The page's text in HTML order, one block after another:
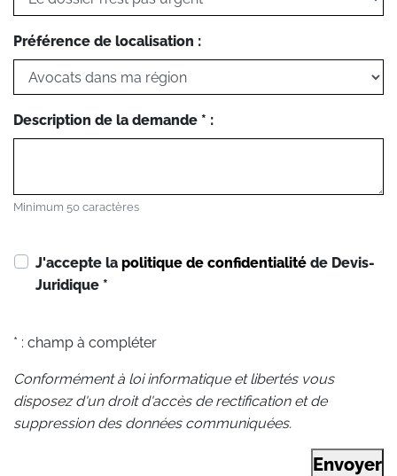
Préférence de localisation :
Description de la demande * :
Minimum 50 caractères
J'accepte la politique de confidentialité de Devis-
Juridique *
* : champ à compléter
Conformément à loi informatique et libertés vous
disposez d'un droit d'accès de rectification et de
suppression des données communiquées.
Envoyer